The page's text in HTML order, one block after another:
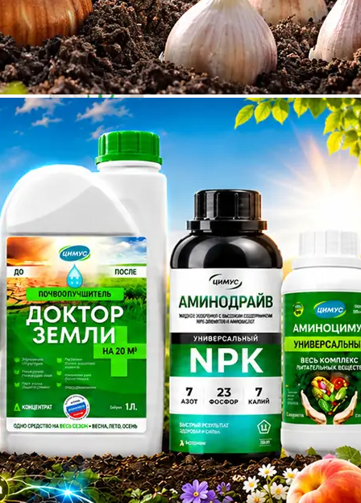
Газон 7,5кг Парк (DLF Германия)